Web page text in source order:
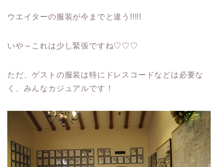
ウエイターの服装が今までと違う!!!!!
いや～これは少し緊張ですね♡♡♡
ただ、ゲストの服装は特にドレスコードなどは必要な
く、みんなカジュアルです！